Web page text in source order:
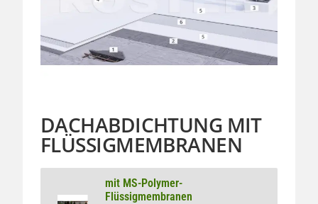
DACHABDICHTUNG MIT
FLÜSSIGMEMBRANEN
mit MS-Polymer-
Flüssigmembranen